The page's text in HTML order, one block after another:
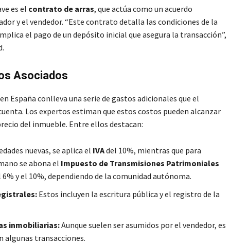
es el contrato de arras, que actúa como un acuerdo
y el vendedor. “Este contrato detalla las condiciones de la
el pago de un depósito inicial que asegura la transacción”,
Asociados
España conlleva una serie de gastos adicionales que el
Los expertos estiman que estos costos pueden alcanzar
del inmueble. Entre ellos destacan:
nuevas, se aplica el IVAdel 10%, mientras que para
se abona el Impuesto de Transmisiones Patrimoniales
y el 10%, dependiendo de la comunidad autónoma.
Estos incluyen la escritura pública y el registro de la
inmobiliarias:Aunque suelen ser asumidos por el vendedor, es
algunas transacciones.